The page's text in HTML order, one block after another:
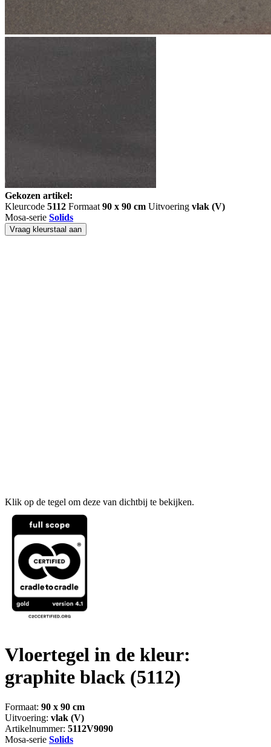
Gekozen artikel:
Kleurcode 5112 Formaat 90 x 90 cm Uitvoering vlak (V)
Mosa-serie Solids
Vraag kleurstaal aan
Klik op de tegel om deze van dichtbij te bekijken.
Vloertegel in de kleur:
graphite black (5112)
Formaat: 90 x 90 cm
Uitvoering: vlak (V)
Artikelnummer: 5112V9090
Mosa-serie Solids